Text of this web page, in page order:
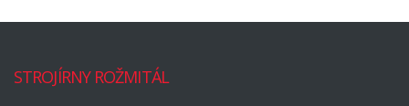
STROJÍRNY ROŽMITÁL